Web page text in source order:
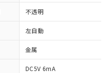
不透明
左自動
金属
DC5V 6mA